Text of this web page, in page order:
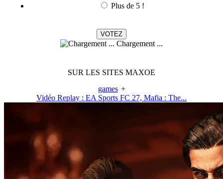
Plus de 5 !
Chargement ...
SUR LES SITES MAXOE
games +
Vidéo Replay : EA Sports FC 27, Mafia : The...